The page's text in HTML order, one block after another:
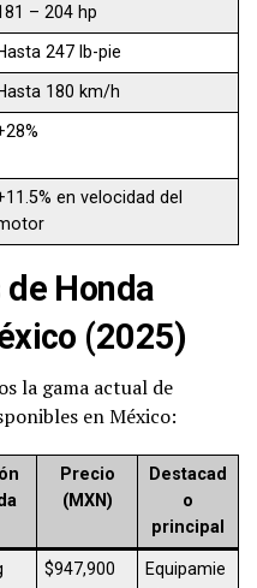
– 204 hp
247 lb-pie
180 km/h
en velocidad del
Honda
(2025)
la gama actual de
en México:
Precio
(MXN)
Destacad
o
principal
$947,900
Equipamie